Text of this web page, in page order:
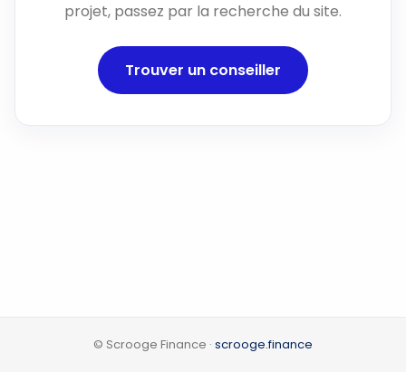
projet, passez par la recherche du site.
Trouver un conseiller
© Scrooge Finance · scrooge.finance